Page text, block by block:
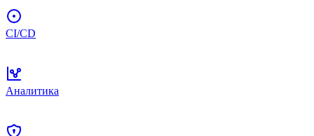
CI/CD
Аналитика